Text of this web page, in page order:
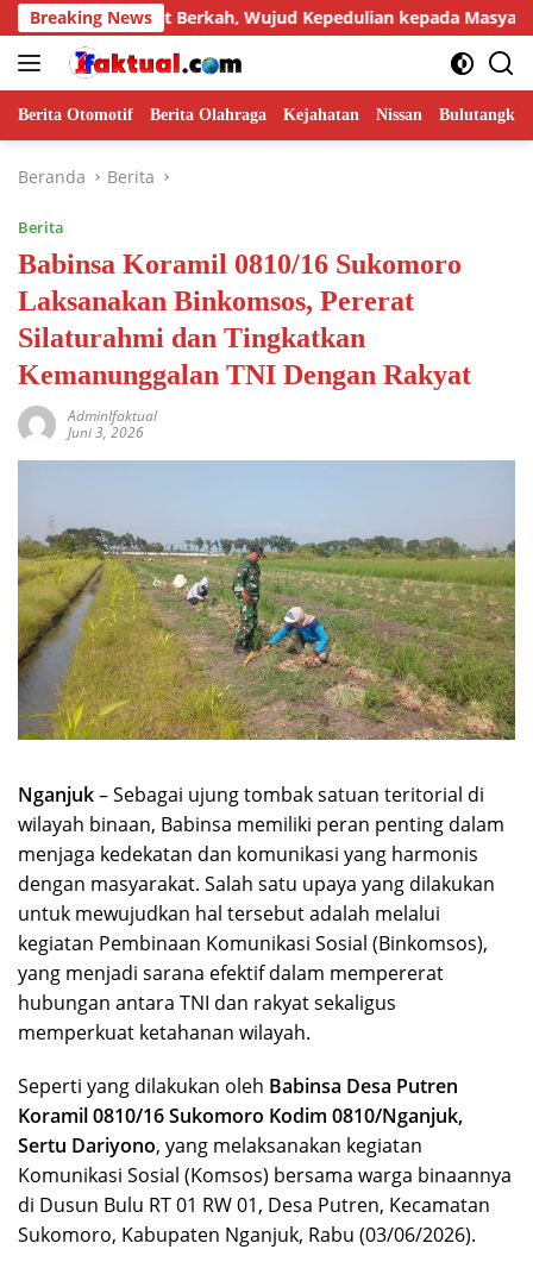
Langsung
ke
konten
Breaking News
Berkah, Wujud Kepedulian kepada Masyarakat
Berita Otomotif Berita Olahraga Kejahatan Nissan Bulutangkis
Beranda Berita
Berita
Babinsa Koramil 0810/16 Sukomoro
Laksanakan Binkomsos, Pererat
Silaturahmi dan Tingkatkan
Kemanunggalan TNI Dengan Rakyat
AdminIfaktual
Juni 3, 2026
Nganjuk– Sebagai ujung tombak satuan teritorial di
wilayah binaan, Babinsa memiliki peran penting dalam
menjaga kedekatan dan komunikasi yang harmonis
dengan masyarakat. Salah satu upaya yang dilakukan
untuk mewujudkan hal tersebut adalah melalui
kegiatan Pembinaan Komunikasi Sosial (Binkomsos),
yang menjadi sarana efektif dalam mempererat
hubungan antara TNI dan rakyat sekaligus
memperkuat ketahanan wilayah.
Seperti yang dilakukan oleh Babinsa Desa Putren
Koramil 0810/16 Sukomoro Kodim 0810/Nganjuk,
Sertu Dariyono, yang melaksanakan kegiatan
Komunikasi Sosial (Komsos) bersama warga binaannya
di Dusun Bulu RT 01 RW 01, Desa Putren, Kecamatan
Sukomoro, Kabupaten Nganjuk, Rabu (03/06/2026).